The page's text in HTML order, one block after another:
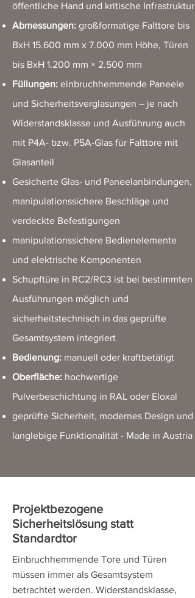
öffentliche Hand und kritische Infrastruktur
Abmessungen: großformatige Falttore bis
BxH 15.600 mm x 7.000 mm Höhe, Türen
bis BxH 1.200 mm × 2.500 mm
Füllungen: einbruchhemmende Paneele
und Sicherheitsverglasungen – je nach
Widerstandsklasse und Ausführung auch
mit P4A- bzw. P5A-Glas für Falttore mit
Glasanteil
Gesicherte Glas- und Paneelanbindungen,
manipulationssichere Beschläge und
verdeckte Befestigungen
manipulationssichere Bedienelemente
und elektrische Komponenten
Schupftüre in RC2/RC3 ist bei bestimmten
Ausführungen möglich und
sicherheitstechnisch in das geprüfte
Gesamtsystem integriert
Bedienung: manuell oder kraftbetätigt
Oberfläche: hochwertige
Pulverbeschichtung in RAL oder Eloxal
geprüfte Sicherheit, modernes Design und
langlebige Funktionalität - Made in Austria
Projektbezogene
Sicherheitslösung statt
Standardtor
Einbruchhemmende Tore und Türen
müssen immer als Gesamtsystem
betrachtet werden. Widerstandsklasse,